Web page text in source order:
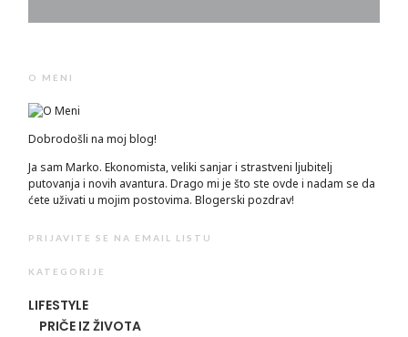
O MENI
Dobrodošli na moj blog!
Ja sam Marko. Ekonomista, veliki sanjar i strastveni ljubitelj
putovanja i novih avantura. Drago mi je što ste ovde i nadam se da
ćete uživati u mojim postovima. Blogerski pozdrav!
PRIJAVITE SE NA EMAIL LISTU
KATEGORIJE
LIFESTYLE
PRIČE IZ ŽIVOTA